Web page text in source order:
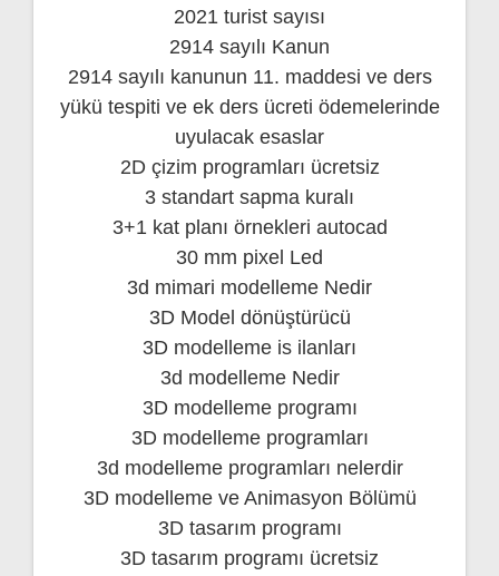
2021 turist sayısı
2914 sayılı Kanun
2914 sayılı kanunun 11. maddesi ve ders
yükü tespiti ve ek ders ücreti ödemelerinde
uyulacak esaslar
2D çizim programları ücretsiz
3 standart sapma kuralı
3+1 kat planı örnekleri autocad
30 mm pixel Led
3d mimari modelleme Nedir
3D Model dönüştürücü
3D modelleme is ilanları
3d modelleme Nedir
3D modelleme programı
3D modelleme programları
3d modelleme programları nelerdir
3D modelleme ve Animasyon Bölümü
3D tasarım programı
3D tasarım programı ücretsiz